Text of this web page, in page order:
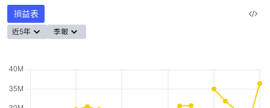
損益表
近5年 季報